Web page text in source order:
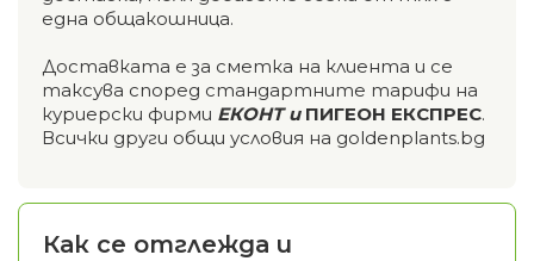
една общакошница.
Доставката е за сметка на клиента и се
таксува според стандартните тарифи на
куриерски фирми ЕКОНТ и ПИГЕОН ЕКСПРЕС.
Всички други общи условия на goldenplants.bg
Как се отглежда и